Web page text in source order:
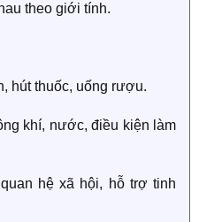
theo giới tính.
hút thuốc, uống rượu.
khí, nước, điều kiện làm
hệ xã hội, hỗ trợ tinh